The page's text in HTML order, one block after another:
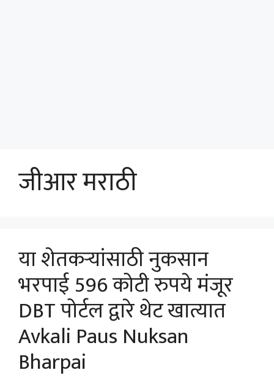
जीआर मराठी
या शेतकर्‍यांसाठी नुकसान
भरपाई 596 कोटी रुपये मंजूर
DBT पोर्टल द्वारे थेट खात्यात
Avkali Paus Nuksan
Bharpai